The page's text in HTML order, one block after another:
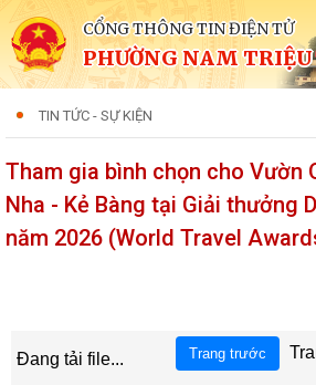
CỔNG THÔNG TIN ĐIỆN TỬ
PHƯỜNG NAM TRIỆU
TIN TỨC - SỰ KIỆN
Tham gia bình chọn cho Vườn
Nha - Kẻ Bàng tại Giải thưởng
năm 2026 (World Travel